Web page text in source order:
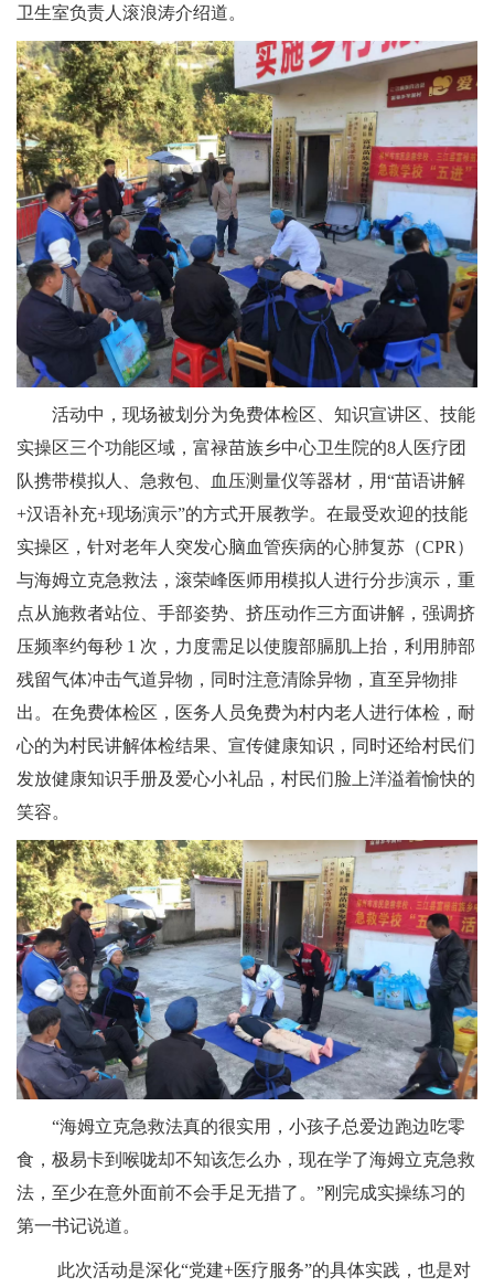
卫生室负责人滚浪涛介绍道。
活动中，现场被划分为免费体检区、知识宣讲区、技能
实操区三个功能区域，富禄苗族乡中心卫生院的8人医疗团
队携带模拟人、急救包、血压测量仪等器材，用“苗语讲解
+汉语补充+现场演示”的方式开展教学。在最受欢迎的技能
实操区，针对老年人突发心脑血管疾病的心肺复苏（CPR）
与海姆立克急救法，滚荣峰医师用模拟人进行分步演示，重
点从施救者站位 手部姿势、 挤压动作三方面讲解， 强调挤
压频率约每秒 1 次，力度需足以使腹部膈肌上抬，利用肺部
残留气体冲击气道异物， 同时注意清除异物， 直至异物排
出 。 在免费体检区，医务人员免费为村内老人进行体检，耐
心的为村民讲解体检结果、宣传健康知识，同时还给村民们
发放健康知识手册及爱心小礼品，村民们脸上洋溢着愉快的
笑容。
“海姆立克急救法真的很实用，小孩子总爱边跑边吃零
食，极易卡到喉咙却不知该怎么办，现在学了海姆立克急救
法，至少在意外面前不会手足无措了。”刚完成实操练习的
第一书记说道。
此次活动是深化“党建+医疗服务”的具体实践，也是对